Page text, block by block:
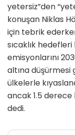
yetersiz”den
konuşan Niklas
için tebrik
sıcaklık
emisyonlarını
altına düşürmesi
ülkelerle
ancak 1.5
dedi.